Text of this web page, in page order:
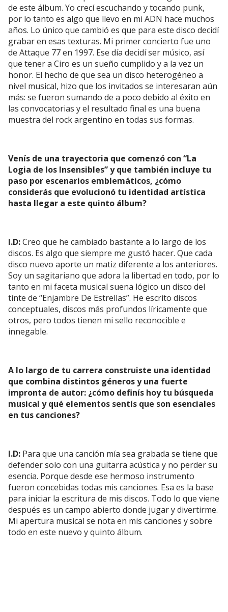
de este álbum. Yo crecí escuchando y tocando punk,
por lo tanto es algo que llevo en mi ADN hace muchos
años. Lo único que cambió es que para este disco decidí
grabar en esas texturas. Mi primer concierto fue uno
de Attaque 77 en 1997. Ese día decidí ser músico, así
que tener a Ciro es un sueño cumplido y a la vez un
honor. El hecho de que sea un disco heterogéneo a
nivel musical, hizo que los invitados se interesaran aún
más: se fueron sumando de a poco debido al éxito en
las convocatorias y el resultado final es una buena
muestra del rock argentino en todas sus formas.
Venís de una trayectoria que comenzó con “La
Logia de los Insensibles” y que también incluye tu
paso por escenarios emblemáticos, ¿cómo
considerás que evolucionó tu identidad artística
hasta llegar a este quinto álbum?
I.D:Creo que he cambiado bastante a lo largo de los
discos. Es algo que siempre me gustó hacer. Que cada
disco nuevo aporte un matiz diferente a los anteriores.
Soy un sagitariano que adora la libertad en todo, por lo
tanto en mi faceta musical suena lógico un disco del
tinte de “Enjambre De Estrellas”. He escrito discos
conceptuales, discos más profundos líricamente que
otros, pero todos tienen mi sello reconocible e
innegable.
A lo largo de tu carrera construiste una identidad
que combina distintos géneros y una fuerte
impronta de autor: ¿cómo definís hoy tu búsqueda
musical y qué elementos sentís que son esenciales
en tus canciones?
I.D: Para que una canción mía sea grabada se tiene que
defender solo con una guitarra acústica y no perder su
esencia. Porque desde ese hermoso instrumento
fueron concebidas todas mis canciones. Esa es la base
para iniciar la escritura de mis discos. Todo lo que viene
después es un campo abierto donde jugar y divertirme.
Mi apertura musical se nota en mis canciones y sobre
todo en este nuevo y quinto álbum.